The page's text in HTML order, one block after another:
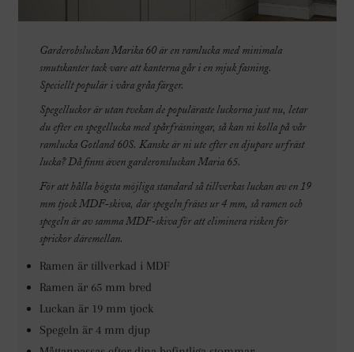
Garderobsluckan Marika 60 är en ramlucka med minimala
smutskanter tack vare att kanterna går i en mjuk fasning.
Speciellt populär i våra gråa färger.
Spegelluckor är utan tvekan de populäraste luckorna just nu, letar
du efter en spegellucka med spårfräsningar, så kan ni kolla på vår
ramlucka Gotland 60S. Kanske är ni ute efter en djupare urfräst
lucka? Då finns även garderonsluckan Maria 65.
För att hålla högsta möjliga standard så tillverkas luckan av en 19
mm tjock MDF-skiva, där spegeln fräses ur 4 mm, så ramen och
spegeln är av samma MDF-skiva för att eliminera risken för
sprickor däremellan.
Ramen är tillverkad i MDF
Ramen är 65 mm bred
Luckan är 19 mm tjock
Spegeln är 4 mm djup